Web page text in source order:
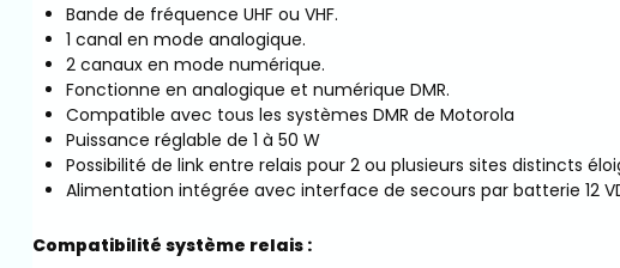
Bande de fréquence UHF ou VHF.
1 canal en mode analogique.
2 canaux en mode numérique.
Fonctionne en analogique et numérique DMR.
Compatible avec tous les systèmes DMR de Motorola
Puissance réglable de 1 à 50 W
Possibilité de link entre relais pour 2 ou plusieurs sites distincts
Alimentation intégrée avec interface de secours par batterie 12
Compatibilité système relais :